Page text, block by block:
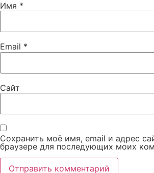
Имя *
Email *
Сайт
Сохранить моё имя, email и адрес
браузере для последующих моих